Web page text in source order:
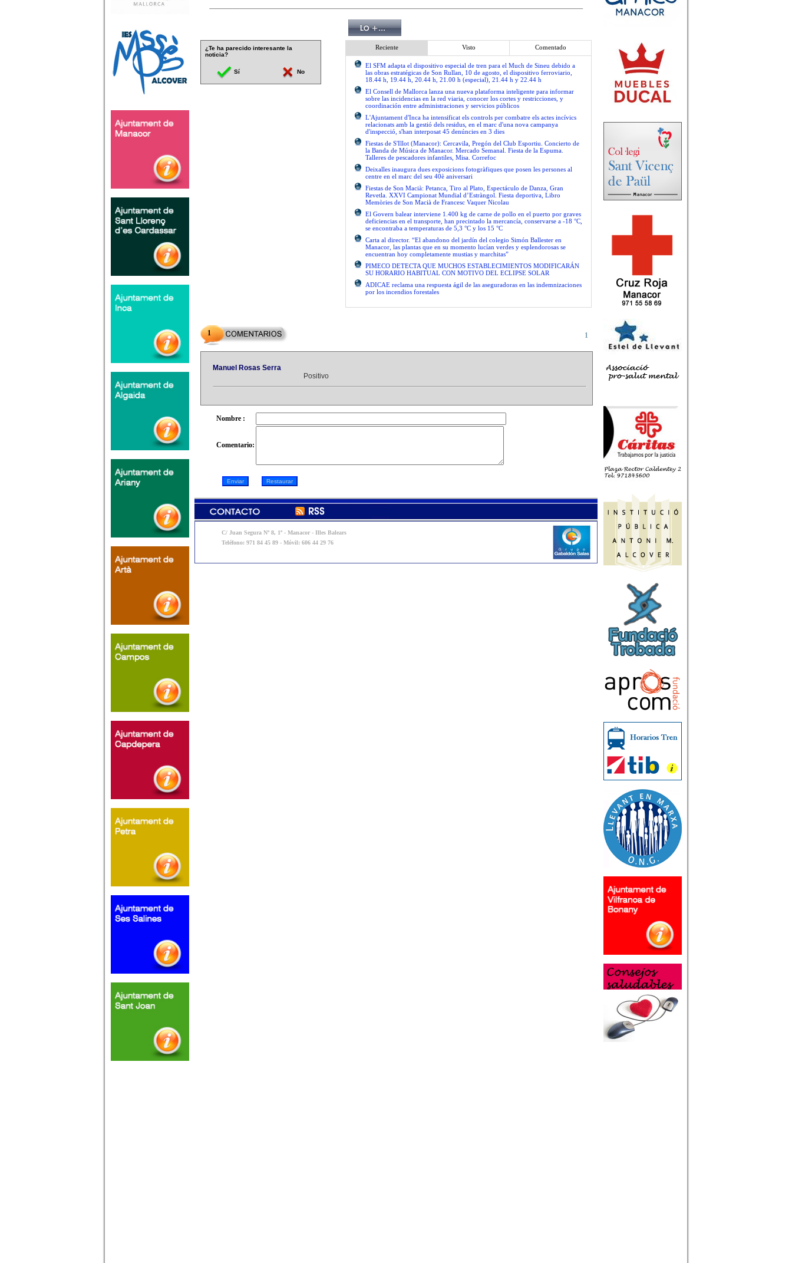
¿Te ha parecido interesante la
noticia?
Sí No
Reciente Visto Comentado
El SFM adapta el dispositivo especial de tren para el Much de Sineu debido a
las obras estratégicas de Son Rullan, 10 de agosto, el dispositivo ferroviario,
18.44 h, 19.44 h, 20.44 h, 21.00 h (especial), 21.44 h y 22.44 h
El Consell de Mallorca lanza una nueva plataforma inteligente para informar
sobre las incidencias en la red viaria, conocer los cortes y restricciones, y
coordinación entre administraciones y servicios públicos
L'Ajuntament d'Inca ha intensificat els controls per combatre els actes incívics
relacionats amb la gestió dels residus, en el marc d'una nova campanya
d'inspecció, s'han interposat 45 denúncies en 3 dies
Fiestas de S'Illot (Manacor): Cercavila, Pregón del Club Esportiu. Concierto de
la Banda de Música de Manacor. Mercado Semanal. Fiesta de la Espuma.
Talleres de pescadores infantiles, Misa. Correfoc
Deixalles inaugura dues exposicions fotogràfiques que posen les persones al
centre en el marc del seu 40è aniversari
Fiestas de Son Macià: Petanca, Tiro al Plato, Espectáculo de Danza, Gran
Revetla. XXVI Campionat Mundial d’Estràngol. Fiesta deportiva, Libro
Memòries de Son Macià de Francesc Vaquer Nicolau
El Govern balear interviene 1.400 kg de carne de pollo en el puerto por graves
deficiencias en el transporte, han precintado la mercancía, conservarse a -18 °C,
se encontraba a temperaturas de 5,3 °C y los 15 °C
Carta al director. “El abandono del jardín del colegio Simón Ballester en
Manacor, las plantas que en su momento lucían verdes y esplendorosas se
encuentran hoy completamente mustias y marchitas”
PIMECO DETECTA QUE MUCHOS ESTABLECIMIENTOS MODIFICARÁN
SU HORARIO HABITUAL CON MOTIVO DEL ECLIPSE SOLAR
ADICAE reclama una respuesta ágil de las aseguradoras en las indemnizaciones
por los incendios forestales
1 1
Manuel Rosas Serra
Positivo
Nombre :
Comentario:
C/ Juan Segura Nº 8, 1º - Manacor - Illes Balears
Teléfono: 971 84 45 89 - Móvil: 606 44 29 76